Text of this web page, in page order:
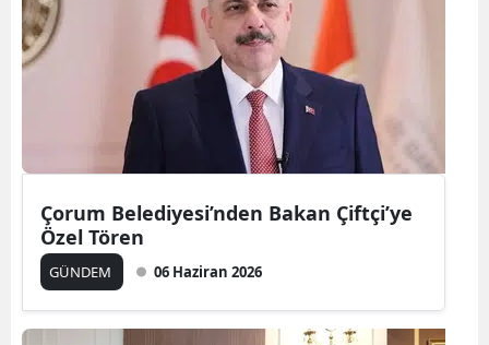
Çorum Belediyesi’nden Bakan Çiftçi’ye
Özel Tören
GÜNDEM 06 Haziran 2026